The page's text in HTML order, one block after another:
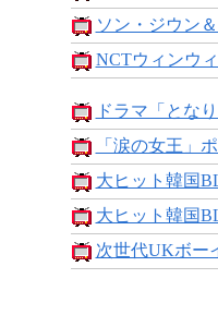
ソン・ジウン
NCTウィンウ
ドラマ「とな
「涙の女王」
大ヒット韓国
大ヒット韓国
次世代UKボー